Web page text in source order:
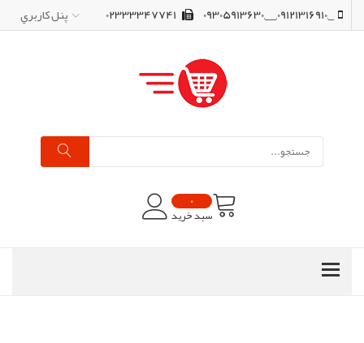
_,09121316910,__,09305913630 پنل کاربري
0
سبد خرید